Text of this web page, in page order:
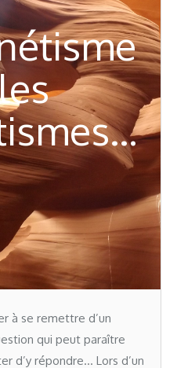
à se remettre d’un
qui peut paraître
d’y répondre… Lors d’un